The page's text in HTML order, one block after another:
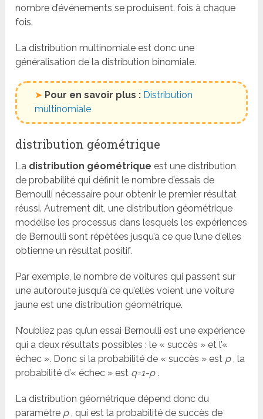
nombre d’événements se produisent. fois à chaque
fois.
La distribution multinomiale est donc une
généralisation de la distribution binomiale.
➤ Pour en savoir plus : Distribution
multinomiale
distribution géométrique
La distribution géométrique est une distribution
de probabilité qui définit le nombre d’essais de
Bernoulli nécessaire pour obtenir le premier résultat
réussi. Autrement dit, une distribution géométrique
modélise les processus dans lesquels les expériences
de Bernoulli sont répétées jusqu’à ce que l’une d’elles
obtienne un résultat positif.
Par exemple, le nombre de voitures qui passent sur
une autoroute jusqu’à ce qu’elles voient une voiture
jaune est une distribution géométrique.
N’oubliez pas qu’un essai Bernoulli est une expérience
qui a deux résultats possibles : le « succès » et l’«
échec ». Donc si la probabilité de « succès » est p, la
probabilité d’« échec » est q=1-p.
La distribution géométrique dépend donc du
paramètre p, qui est la probabilité de succès de